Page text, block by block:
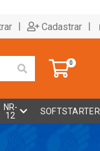
| Cadastrar |
0
NR-
12
SOFTSTARTER